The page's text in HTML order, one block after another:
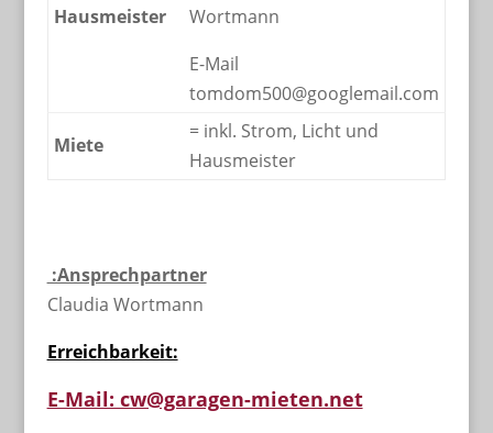
Hausmeister
Wortmann
E-Mail
tomdom500@googlemail.com
Miete
= inkl. Strom, Licht und
Hausmeister
:Ansprechpartner
Claudia Wortmann
Erreichbarkeit:
E-Mail: cw@garagen-mieten.net